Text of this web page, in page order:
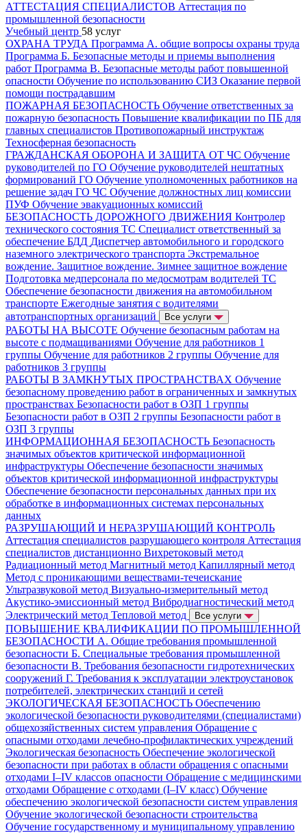
АТТЕСТАЦИЯ СПЕЦИАЛИСТОВ Аттестация по
промышленной безопасности
Учебный центр 58 услуг
ОХРАНА ТРУДА Программа А. общие вопросы охраны труда
Программа Б. Безопасные методы и приемы выполнения
работ Программа В. Безопасные методы работ повышенной
опасности Обучение по использованию СИЗ Оказание первой
помощи пострадавшим
ПОЖАРНАЯ БЕЗОПАСНОСТЬ Обучение ответственных за
пожарную безопасность Повышение квалификации по ПБ для
главных специалистов Противопожарный инструктаж
Техносферная безопасность
ГРАЖДАНСКАЯ ОБОРОНА И ЗАЩИТА ОТ ЧС Обучение
руководителей по ГО Обучение руководителей нештатных
формирований ГО Обучение уполномоченных работников на
решение задач ГО ЧС Обучение должностных лиц комиссии
ПУФ Обучение эвакуационных комиссий
БЕЗОПАСНОСТЬ ДОРОЖНОГО ДВИЖЕНИЯ Контролер
технического состояния ТС Специалист ответственный за
обеспечение БДД Диспетчер автомобильного и городского
наземного электрического транспорта Экстремальное
вождение. Защитное вождение. Зимнее защитное вождение
Подготовка медперсонала по медосмотрам водителей ТС
Обеспечение безопасности движения на автомобильном
транспорте Ежегодные занятия с водителями
автотранспортных организаций
Все услуги
РАБОТЫ НА ВЫСОТЕ Обучение безопасным работам на
высоте с подмащиваниями Обучение для работников 1
группы Обучение для работников 2 группы Обучение для
работников 3 группы
РАБОТЫ В ЗАМКНУТЫХ ПРОСТРАНСТВАХ Обучение
безопасному проведению работ в ограниченных и замкнутых
пространствах Безопасности работ в ОЗП 1 группы
Безопасности работ в ОЗП 2 группы Безопасности работ в
ОЗП 3 группы
ИНФОРМАЦИОННАЯ БЕЗОПАСНОСТЬ Безопасность
значимых объектов критической информационной
инфраструктуры Обеспечение безопасности значимых
объектов критической информационной инфраструктуры
Обеспечение безопасности персональных данных при их
обработке в информационных системах персональных
данных
РАЗРУШАЮЩИЙ И НЕРАЗРУШАЮЩИЙ КОНТРОЛЬ
Аттестация специалистов разрушающего контроля Аттестация
специалистов дистанционно Вихретоковый метод
Радиационный метод Магнитный метод Капиллярный метод
Метод с проникающими веществами-течеискание
Ультразвуковой метод Визуально-измерительный метод
Акустико-эмиссионный метод Вибродиагностический метод
Электрический метод Тепловой метод Все услуги
ПОВЫШЕНИЕ КВАЛИФИКАЦИИ ПО ПРОМЫШЛЕННОЙ
БЕЗОПАСНОСТИ А. Общие требования промышленной
безопасности Б. Специальные требования промышленной
безопасности В. Требования безопасности гидротехнических
сооружений Г. Требования к эксплуатации электроустановок
потребителей, электрических станций и сетей
ЭКОЛОГИЧЕСКАЯ БЕЗОПАСНОСТЬ Обеспечению
экологической безопасности руководителями (специалистами)
общехозяйственных систем управления Обращение с
опасными отходами лечебно-профилактических учреждений
Экологическая безопасность Обеспечение экологической
безопасности при работах в области обращения с опасными
отходами I–IV классов опасности Обращение с медицинскими
отходами Обращение с отходами (I–IV класс) Обучение
обеспечению экологической безопасности систем управления
Обучение экологической безопасности строительства
Обучение государственному и муниципальному управлению